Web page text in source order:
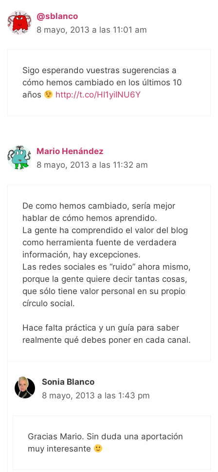
@sblanco
8 mayo, 2013 a las 11:01 am
Sigo esperando vuestras sugerencias a
cómo hemos cambiado en los últimos 10
años
http://t.co/HI1yiINU6Y
Mario Henández
8 mayo, 2013 a las 11:32 am
De como hemos cambiado, sería mejor
hablar de cómo hemos aprendido.
La gente ha comprendido el valor del blog
como herramienta fuente de verdadera
información, hay excepciones.
Las redes sociales es “ruido” ahora mismo,
porque la gente quiere decir tantas cosas,
que sólo tiene valor personal en su propio
círculo social.
Hace falta práctica y un guía para saber
realmente qué debes poner en cada canal.
Sonia Blanco
8 mayo, 2013 a las 1:43 pm
Gracias Mario. Sin duda una aportación
muy interesante